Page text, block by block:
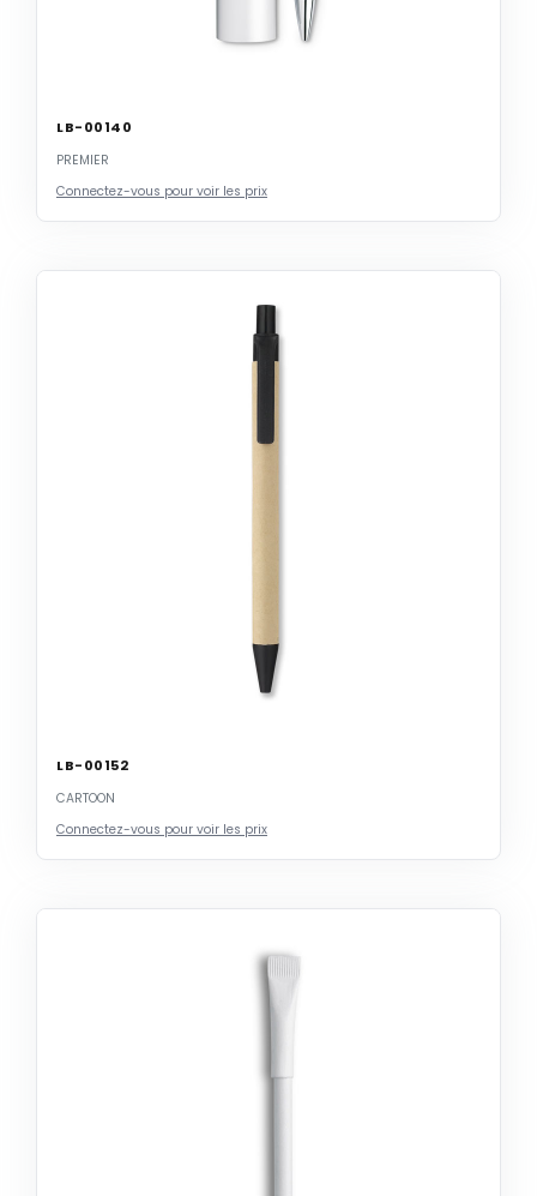
LB-00140
PREMIER
Connectez-vous pour voir les prix
LB-00152
CARTOON
Connectez-vous pour voir les prix